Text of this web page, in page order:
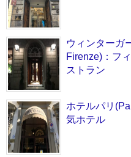
ウィンターガ
Firenze)：フ
ストラン
ホテルパリ
気ホテル